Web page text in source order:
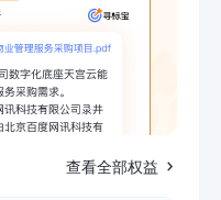
查看全部权益